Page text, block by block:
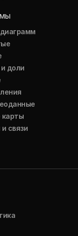
доли
карты
связи